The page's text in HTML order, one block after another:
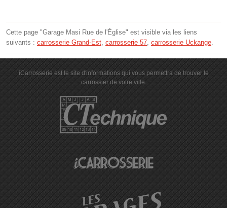
Cette page "Garage Masi Rue de l'Église" est visible via les liens
suivants : carrosserie Grand-Est carrosserie 57 carrosserie Uckange
iCarrosserie est le site d'informations qui vous permettra de trouver le
carrossier de votre ville.